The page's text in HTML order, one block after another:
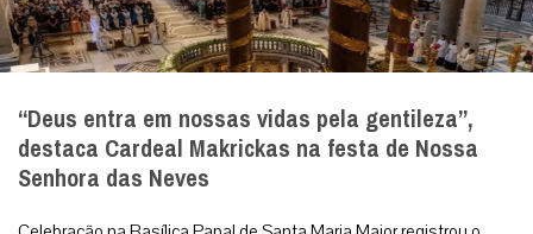
“Deus entra em nossas vidas pela gentileza”,
destaca Cardeal Makrickas na festa de Nossa
Senhora das Neves